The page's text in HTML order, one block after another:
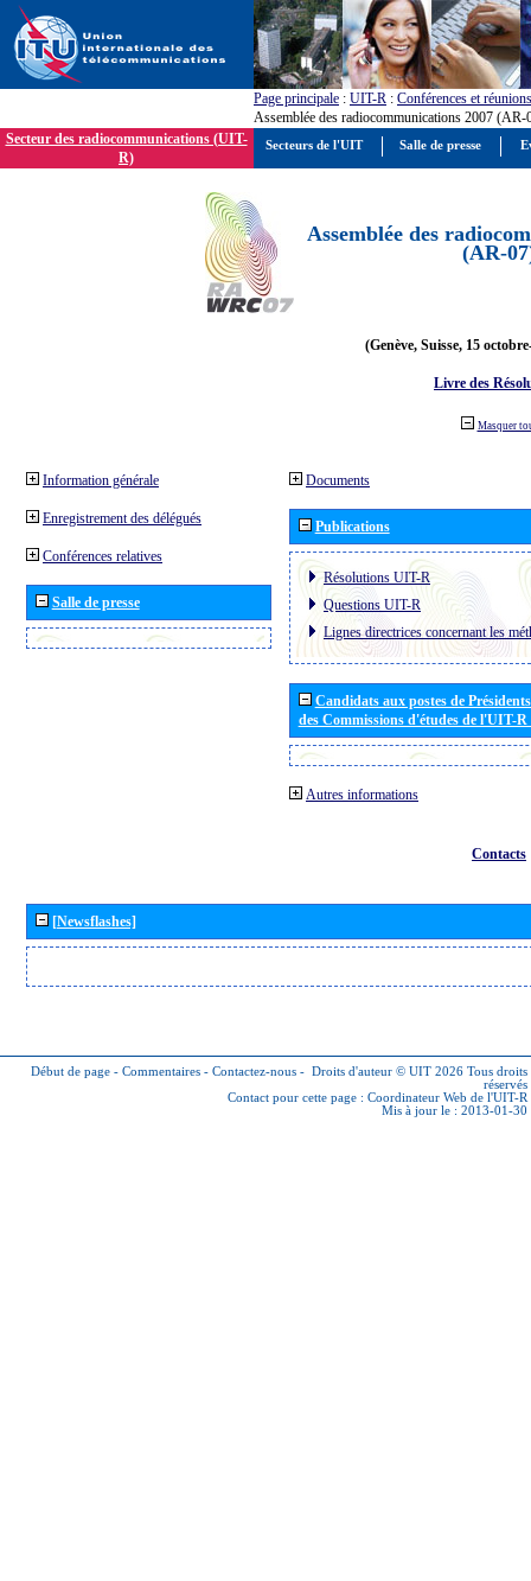
Page principale : UIT-R : Conférences et réunions
Assemblée des radiocommunications 2007 (AR-
Secteur des radiocommunications (UIT-
R)
Assemblée des
(AR-
(Genève, Suisse, 15
Livre des
Masquer
Information générale
Enregistrement des délégués
Conférences relatives
Salle de presse
Documents
Publications
Résolutions UIT-R
Questions UIT-R
Lignes directrices concernant les
Candidats aux postes de
des Commissions d'études de l'UIT-
Autres informations
Contacts
[Newsflashes]
Début de page - Commentaires - Contactez-nous - Droits d'auteur © UIT 2026 Tous droits
réservés
Contact pour cette page : Coordinateur Web de l'UIT-R
Mis à jour le : 2013-01-30
Secteurs de l'UIT Salle de presse